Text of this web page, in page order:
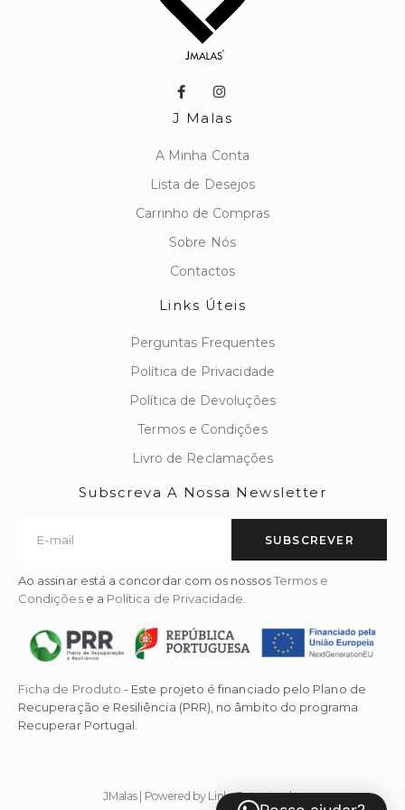
J Malas
A Minha Conta
Lista de Desejos
Carrinho de Compras
Sobre Nós
Contactos
Links Úteis
Perguntas Frequentes
Política de Privacidade
Política de Devoluções
Termos e Condições
Livro de Reclamações
Subscreva A Nossa Newsletter
SUBSCREVER
Ao assinar está a concordar com os nossosTermos e
Condiçõese a Política de Privacidade
Ficha de Produto - Este projeto é financiado pelo Plano de
Recuperação e Resiliência (PRR), no âmbito do programa
Recuperar Portugal.
JMalas | Powered by Links Patrocinados